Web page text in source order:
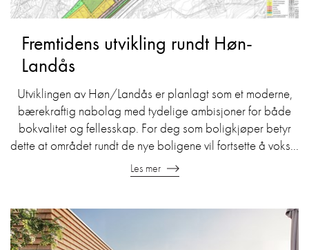
Fremtidens utvikling rundt Høn-
Landås
Utviklingen av Høn/Landås er planlagt som et moderne,
bærekraftig nabolag med tydelige ambisjoner for både
bokvalitet og fellesskap. For deg som boligkjøper betyr
dette at området rundt de nye boligene vil fortsette å voks...
Les mer